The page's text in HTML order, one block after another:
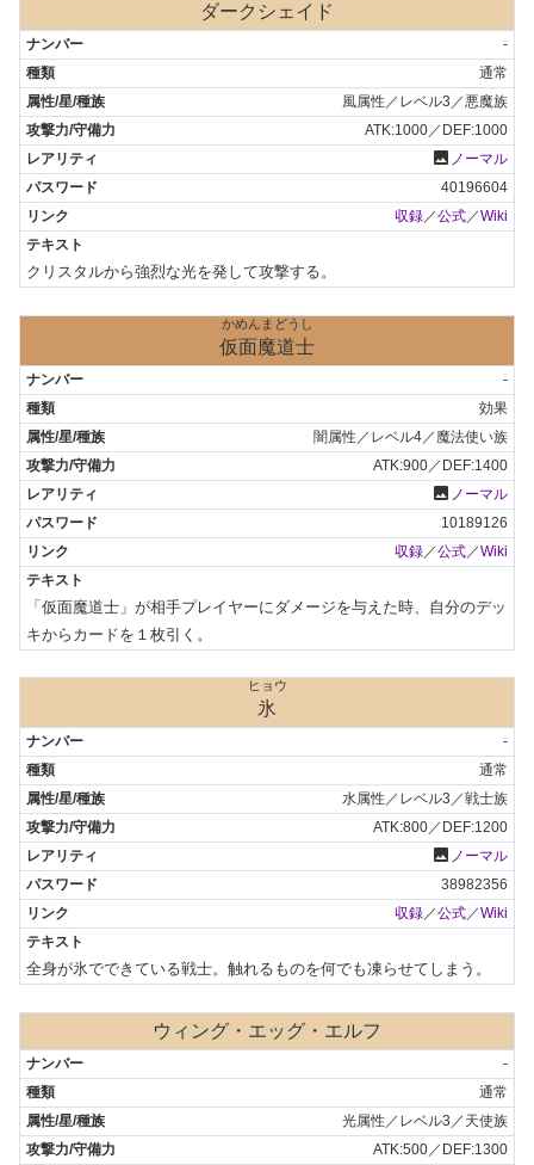
ダークシェイド
-
通常
風属性／レベル3／悪魔族
ATK:1000／DEF:1000
photo ノーマル
40196604
収録／公式／Wiki
クリスタルから強烈な光を発して攻撃する。
かめんまどうし
仮面魔道士
-
効果
闇属性／レベル4／魔法使い族
ATK:900／DEF:1400
photo ノーマル
10189126
収録 ／公式 ／Wiki
「仮面魔道士」が相手プレイヤーにダメージを与えた時、自分のデッ
キからカードを１枚引く。
ヒョウ
氷
-
通常
水属性／レベル3／戦士族
ATK:800／DEF:1200
photo ノーマル
38982356
収録／公式／Wiki
全身が氷でできている戦士。触れるものを何でも凍らせてしまう。
ウィング・エッグ・エルフ
-
通常
光属性／レベル3／天使族
ATK:500／DEF:1300